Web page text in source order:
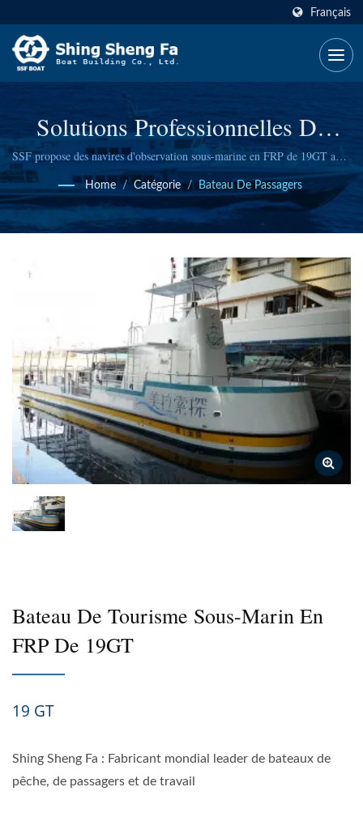
Français
Solutions Professionnelles De
Bateaux De Tourisme À Fond
Transparent Pour Le Tourisme
Mondial
SSF propose des navires d'observation sous-marine en FRP de 19GT avec
un bilan éprouvé dans les opérations de tourisme insulaire, alliant plus de
50 ans d'expertise en construction navale aux normes modernes de confort
pour les passagers.
Home / Catégorie / Bateau De Passagers
Bateau De Tourisme Sous-Marin En
FRP De 19GT
19 GT
Shing Sheng Fa : Fabricant mondial leader de bateaux de
pêche, de passagers et de travail